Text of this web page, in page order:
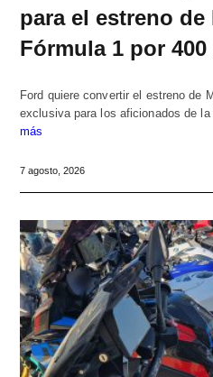
para el estreno
Fórmula 1 por
Ford quiere convertir el estreno de
exclusiva para los aficionados de
más
7 agosto, 2026